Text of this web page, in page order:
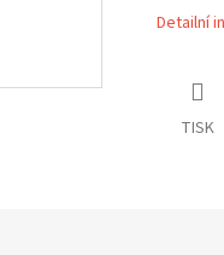
Detailní
TISK